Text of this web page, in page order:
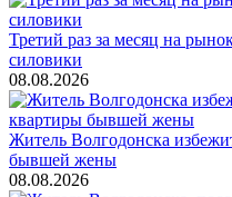
Третий раз за месяц на
силовики
08.08.2026
Житель Волгодонска
бывшей жены
08.08.2026